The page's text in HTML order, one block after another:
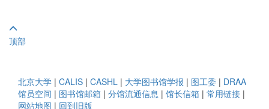
顶部
北京大学 | CALIS | CASHL | 大学图书馆学报 | 图工委 | DRAA
馆员空间 | 图书馆邮箱 | 分馆流通信息 | 馆长信箱 | 常用链接 |
网站地图 | 回到旧版